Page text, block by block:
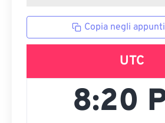
Copia negli appunti
UTC